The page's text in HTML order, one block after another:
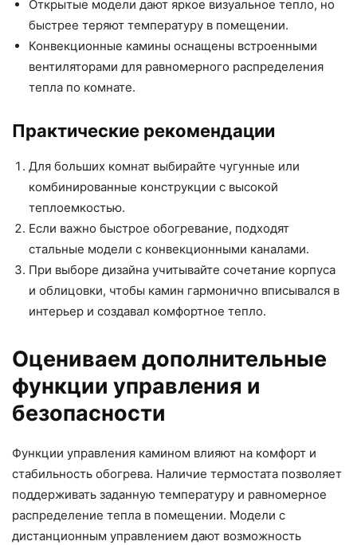
Открытые модели дают яркое визуальное тепло, но
быстрее теряют температуру в помещении.
Конвекционные камины оснащены встроенными
вентиляторами для равномерного распределения
тепла по комнате.
Практические рекомендации
Для больших комнат выбирайте чугунные или
комбинированные конструкции с высокой
теплоемкостью.
Если важно быстрое обогревание, подходят
стальные модели с конвекционными каналами.
При выборе дизайна учитывайте сочетание корпуса
и облицовки, чтобы камин гармонично вписывался в
интерьер и создавал комфортное тепло.
Оцениваем дополнительные
функции управления и
безопасности
Функции управления камином влияют на комфорт и
стабильность обогрева. Наличие термостата позволяет
поддерживать заданную температуру и равномерное
распределение тепла в помещении. Модели с
дистанционным управлением дают возможность